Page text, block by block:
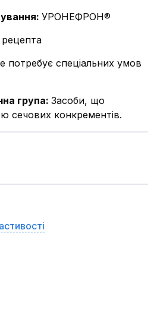
: УРОНЕФРОН®
рецепта
потребує спеціальних умов
група: Засоби, що
сечових конкрементів.